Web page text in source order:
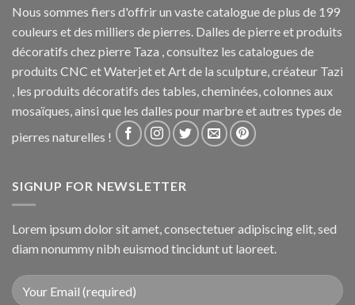
Nous sommes fiers d'offrir un vaste catalogue de plus de 199
couleurs et des milliers de pierres. Dalles de pierre et produits
décoratifs chez pierre Taza , consultez les catalogues de
produits CNC et Waterjet et Art de la sculpture, créateur Tazi
, les produits décoratifs des tables, cheminées, colonnes aux
mosaïques, ainsi que les dalles pour marbre et autres types de
pierres naturelles !
SIGNUP FOR NEWSLETTER
Lorem ipsum dolor sit amet, consectetuer adipiscing elit, sed
diam nonummy nibh euismod tincidunt ut laoreet.